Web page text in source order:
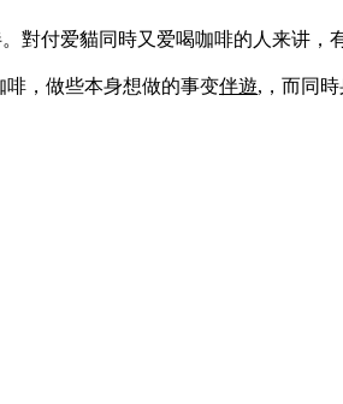
對付爱貓同時又爱喝咖啡的人来讲，
啡，做些本身想做的事变伴遊,，而同